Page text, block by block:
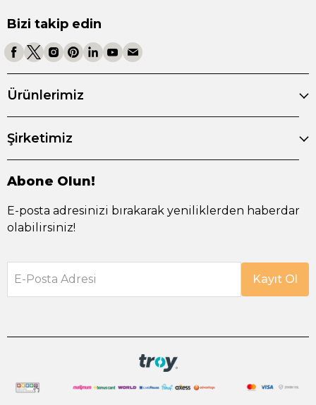
Bizi takip edin
Ürünlerimiz
Şirketimiz
Abone Olun!
E-posta adresinizi bırakarak yeniliklerden haberdar
olabilirsiniz!
E-Posta Adresi Kayıt Ol